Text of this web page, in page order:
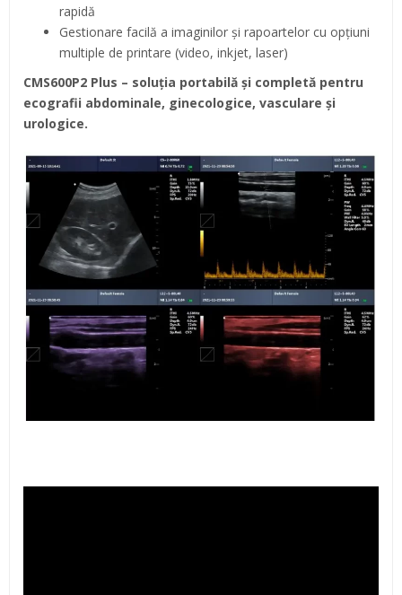
rapidă
Gestionare facilă a imaginilor și rapoartelor cu opțiuni
multiple de printare (video, inkjet, laser)
CMS600P2 Plus – soluția portabilă și completă pentru
ecografii abdominale, ginecologice, vasculare și
urologice.